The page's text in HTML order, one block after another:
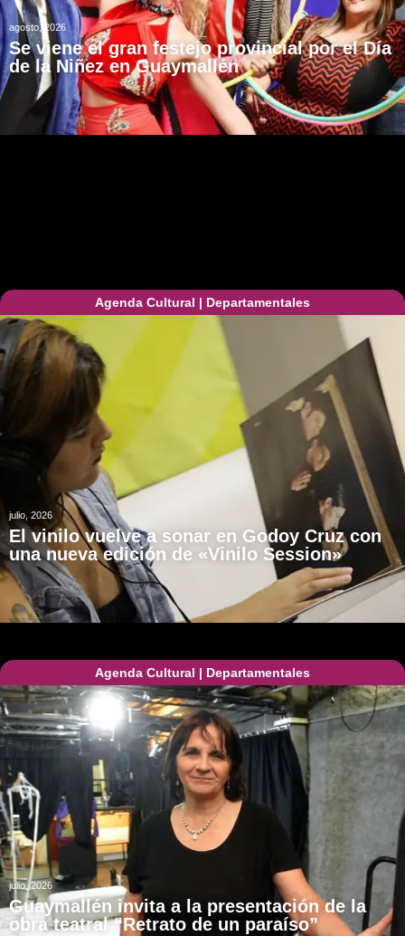
agosto, 2026
Se viene el gran festejo provincial por el Día
de la Niñez en Guaymallén
Agenda Cultural | Departamentales
julio, 2026
El vinilo vuelve a sonar en Godoy Cruz con
una nueva edición de «Vinilo Session»
Agenda Cultural | Departamentales
julio, 2026
Guaymallén invita a la presentación de la
obra teatral “Retrato de un paraíso”